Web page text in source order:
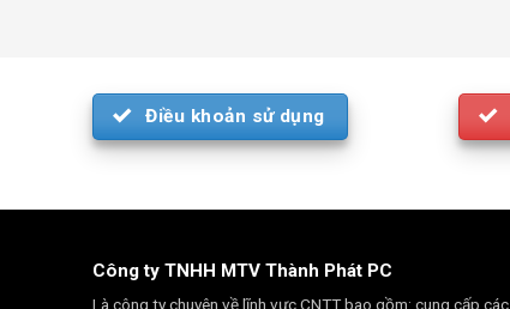
Điều khoản sử dụng
Công ty TNHH MTV Thành Phát PC
Là công ty chuyên về lĩnh vực CNTT bao gồm: cung cấp các